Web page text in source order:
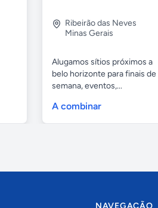
Ribeirão das Neves
Minas Gerais
Alugamos sítios próximos a
belo horizonte para finais de
semana, eventos,...
A combinar
NAVEGAÇÃO